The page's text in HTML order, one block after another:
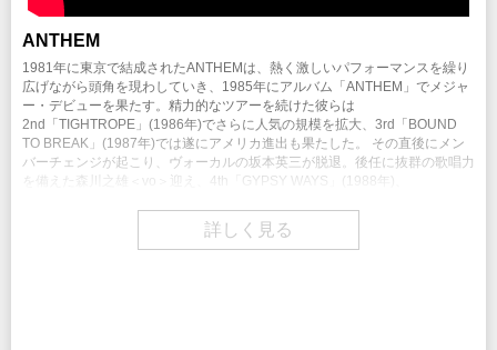
ANTHEM
1981年に東京で結成されたANTHEMは、熱く激しいパフォーマンスを繰り
広げながら頭角を現わしていき、1985年にアルバム「ANTHEM」でメジャ
ー・デビューを果たす。精力的なツアーを続けた彼らは
2nd「TIGHTROPE」(1986年)でさらに人気の規模を拡大、3rd「BOUND
TO BREAK」(1987年)では遂にアメリカ進出も果たした。 その直後にメン
バーチェンジが起こり、ヴォーカルの坂本英三が脱退。後任に抜群の歌唱力
を備えた森川之雄＜vo＞迎え、4th「GYPSY WAYS」(1988年)、
日本を代表する正統派ヘヴィ・メタル・バ ンドとしての地位を揺るぎない
ものとした。 1990年には6thアルバム「NO SMOKE WITHOUT FIRE」が完
詳しく見る